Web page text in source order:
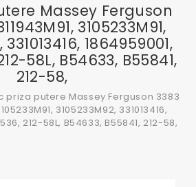
Massey Ferguson
3105233M91,
1864959001,
58L, B54633, B55841,
212-58,
priza putere Massey Ferguson 3383
3105233M92, 331013416,
212-58L, B54633, B55841, 212-58,